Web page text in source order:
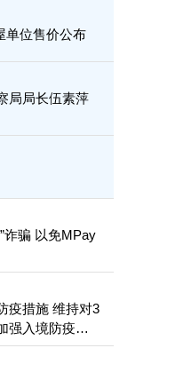
单位售价公布
局局长伍素萍
诈骗 以免MPay
疫措施 维持对3
强入境防疫措